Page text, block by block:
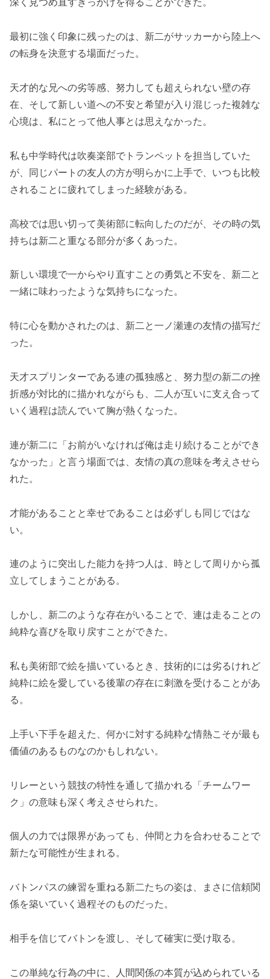
最初に強く印象に残ったのは、新二がサッカーから陸上へ
の転身を決意する場面だった。
天才的な兄への劣等感、努力しても超えられない壁の存
在、そして新しい道への不安と希望が入り混じった複雑な
心境は、私にとって他人事とは思えなかった。
私も中学時代は吹奏楽部でトランペットを担当していた
が、同じパートの友人の方が明らかに上手で、いつも比較
されることに疲れてしまった経験がある。
高校では思い切って美術部に転向したのだが、その時の気
持ちは新二と重なる部分が多くあった。
新しい環境で一からやり直すことの勇気と不安を、新二と
一緒に味わったような気持ちになった。
特に心を動かされたのは、新二と一ノ瀬連の友情の描写だ
った。
天才スプリンターである連の孤独感と、努力型の新二の挫
折感が対比的に描かれながらも、二人が互いに支え合って
いく過程は読んでいて胸が熱くなった。
連が新二に「お前がいなければ俺は走り続けることができ
なかった」と言う場面では、友情の真の意味を考えさせら
れた。
才能があることと幸せであることは必ずしも同じではな
い。
連のように突出した能力を持つ人は、時として周りから孤
立してしまうことがある。
しかし、新二のような存在がいることで、連は走ることの
純粋な喜びを取り戻すことができた。
私も美術部で絵を描いているとき、技術的には劣るけれど
純粋に絵を愛している後輩の存在に刺激を受けることがあ
る。
上手い下手を超えた、何かに対する純粋な情熱こそが最も
価値のあるものなのかもしれない。
リレーという競技の特性を通して描かれる「チームワー
ク」の意味も深く考えさせられた。
個人の力では限界があっても、仲間と力を合わせることで
新たな可能性が生まれる。
バトンパスの練習を重ねる新二たちの姿は、まさに信頼関
係を築いていく過程そのものだった。
相手を信じてバトンを渡し、そして確実に受け取る。
この単純な行為の中に、人間関係の本質が込められている